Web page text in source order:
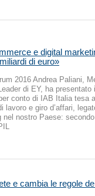
e digital
di euro»
2016 Andrea Paliani,
di EY, ha presentato
conto di IAB Italia tesa
lavoro e giro d’affari,
nel nostro Paese:
e cambia le regole